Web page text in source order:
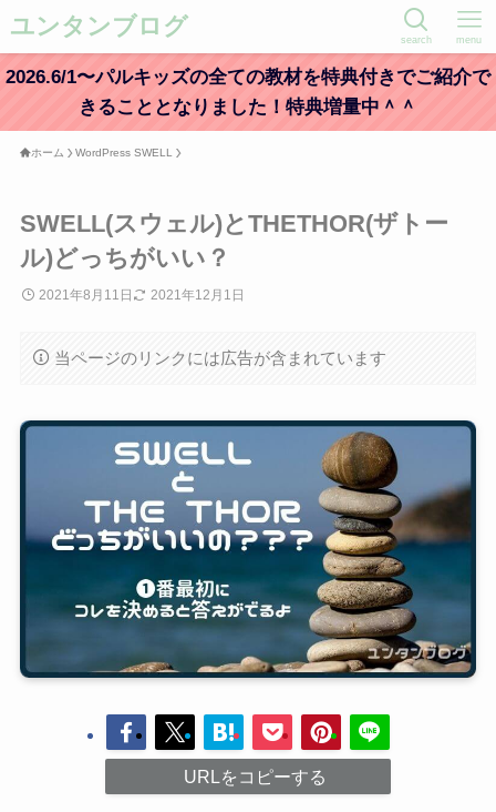
ユンタンブログ search menu
2026.6/1〜パルキッズの全ての教材を特典付きでご紹介で
きることとなりました！特典増量中＾＾
ホーム WordPress SWELL
SWELL(スウェル)とTHETHOR(ザトー
ル)どっちがいい？
2021年8月11日 2021年12月1日
当ページのリンクには広告が含まれています
URLをコピーする